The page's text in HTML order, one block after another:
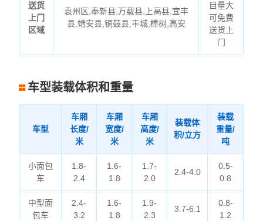
送货
上门
区域
袁州区,奉新县,万载县,上高县,宜丰
县,靖安县,铜鼓县,丰城,樟树,高安
目量大
可免费
送货上
门
车型装载体积和重量
车型
车厢
长度/
米
车厢
宽度/
米
车厢
高度/
米
装载体
积/立方
装载
重量/
吨
小面包
车
1.8-
2.4
1.6-
1.8
1.7-
2.0
2.4-4.0
0.5-
0.8
中型面
包车
2.4-
3.2
1.6-
1.8
1.9-
2.3
3.7-6.1
0.8-
1.2